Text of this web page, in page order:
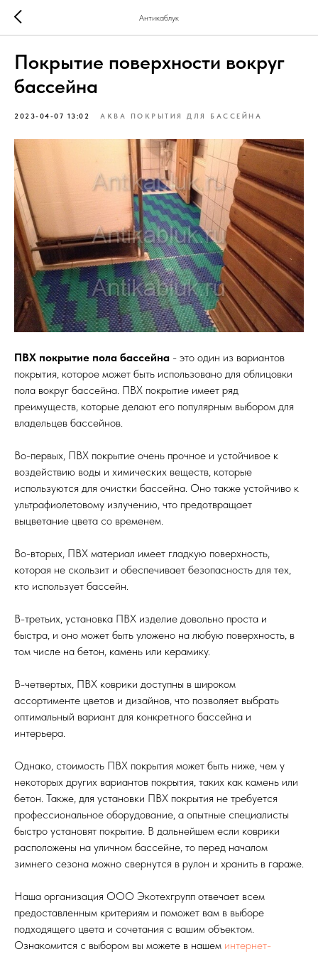
Антикаблук
Покрытие поверхности вокруг
бассейна
2023-04-07 13:02 АКВА ПОКРЫТИЯ ДЛЯ БАССЕЙНА
ПВХ покрытие пола бассейна - это один из вариантов
покрытия, которое может быть использовано для облицовки
пола вокруг бассейна. ПВХ покрытие имеет ряд
преимуществ, которые делают его популярным выбором для
владельцев бассейнов.
Во-первых, ПВХ покрытие очень прочное и устойчивое к
воздействию воды и химических веществ, которые
используются для очистки бассейна. Оно также устойчиво к
ультрафиолетовому излучению, что предотвращает
выцветание цвета со временем.
Во-вторых, ПВХ материал имеет гладкую поверхность,
которая не скользит и обеспечивает безопасность для тех,
кто использует бассейн.
В-третьих, установка ПВХ изделие довольно проста и
быстра, и оно может быть уложено на любую поверхность, в
том числе на бетон, камень или керамику.
В-четвертых, ПВХ коврики доступны в широком
ассортименте цветов и дизайнов, что позволяет выбрать
оптимальный вариант для конкретного бассейна и
интерьера.
Однако, стоимость ПВХ покрытия может быть ниже, чем у
некоторых других вариантов покрытия, таких как камень или
бетон. Также, для установки ПВХ покрытия не требуется
профессиональное оборудование, а опытные специалисты
быстро установят покрытие. В дальнейшем если коврики
расположены на уличном бассейне, то перед началом
зимнего сезона можно свернутся в рулон и хранить в гараже.
Наша организация ООО Экотехгрупп отвечает всем
предоставленным критериям и поможет вам в выборе
подходящего цвета и сочетания с вашим объектом.
Ознакомится с выбором вы можете в нашем интернет-